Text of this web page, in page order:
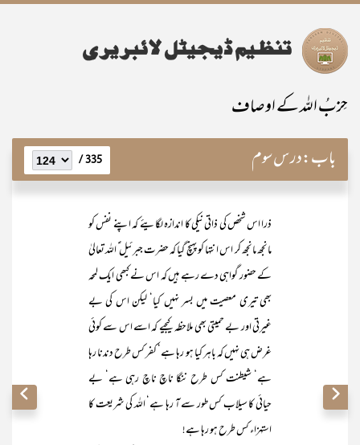
حِزبُ اللہ کے اوصاف
باب:درس سوم 335 /
ذرا اس شخص کی ذاتی نیکی کا اندازہ لگایئے کہ اپنے نفس کو
مانجھ مانجھ کر اس انتہا کو پہنچ گیا کہ حضرت جبرئیل ؑ اللہ تعالیٰ
کے حضور گواہی دے رہے ہیں کہ اس نے کبھی ایک لمحہ
بھی تیری معصیت میں بسر نہیں کیا‘ لیکن اس کی بے
غیرتی اور بے حمیتی بھی ملاحظہ کیجیے کہ اسے اس سے کوئی
غرض ہی نہیں کہ باہر کیا ہو رہا ہے‘ کفر کس طرح دندنا رہا
ہے‘ شیطنت کس طرح ننگا ناچ ناچ رہی ہے‘ بے
حیائی کا سیلاب کس طور سے آ رہا ہے‘ اللہ کی شریعت کا
استہزاء کس طرح ہو رہا ہے!